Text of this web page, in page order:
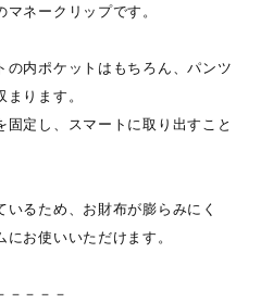
ネークリップです。
の内ポケットはもちろん、パンツ
ります。
定し、スマートに取り出すこと
るため、お財布が膨らみにく
お使いいただけます。
－－－－